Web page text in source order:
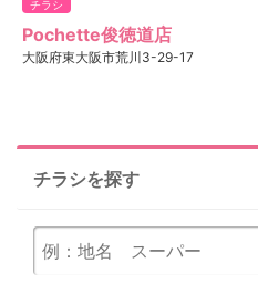
チラシ
Pochette俊徳道店
大阪府東大阪市荒川3-29-17
チラシを探す